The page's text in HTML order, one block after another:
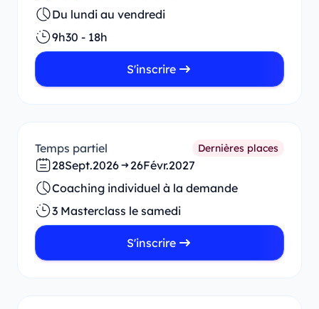
Du lundi au vendredi
9h30 - 18h
S'inscrire
Temps partiel Dernières places
28Sept.2026 26Févr.2027
Coaching individuel à la demande
3 Masterclass le samedi
S'inscrire